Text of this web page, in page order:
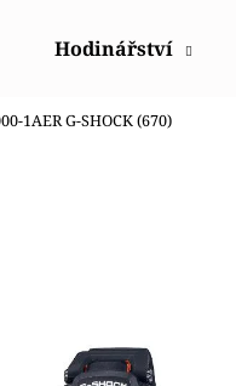
Hodinářství
1AER G-SHOCK (670)